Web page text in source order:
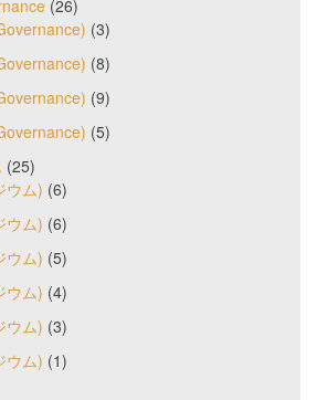
(26)
(3)
(8)
(9)
(5)
(25)
ウム) (6)
ウム) (6)
ウム) (5)
ウム) (4)
ウム) (3)
ウム) (1)